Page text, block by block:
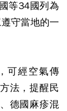
等34國列為
守當地的一
可經空氣傳
法，提醒民
德國麻疹混